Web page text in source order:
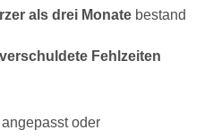
als drei Monate bestand
Fehlzeiten
oder